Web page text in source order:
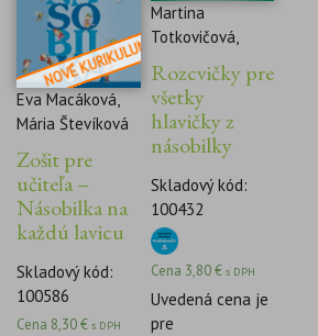
Eva Macáková,
Mária Števíková
Zošit pre
učiteľa –
Násobilka na
každú lavicu
Skladový kód:
100586
Cena 8,30€ s DPH
Martina
Totkovičová,
Rozcvičky pre
všetky
hlavičky z
násobilky
Skladový kód:
100432
Cena 3,80€ s DPH
Uvedená cena je
pre